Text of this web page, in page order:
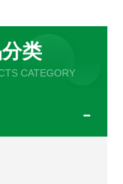
类
CATEGORY